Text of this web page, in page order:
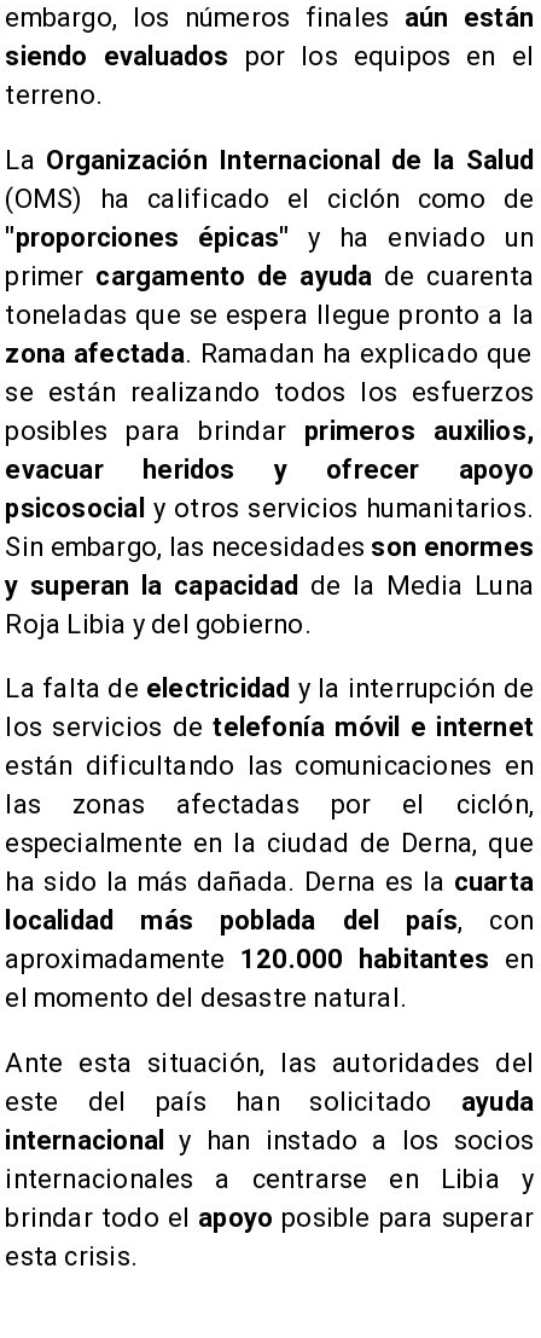
embargo, los números finales aún están
siendo evaluados por los equipos en el
terreno.
La Organización Internacional de la Salud
(OMS) ha calificado el ciclón como de
"proporciones épicas"y ha enviado un
primer cargamento de ayuda de cuarenta
toneladas que se espera llegue pronto a la
zona afectada. Ramadan ha explicado que
se están realizando todos los esfuerzos
posibles para brindarprimeros auxilios,
evacuar heridos y ofrecer apoyo
psicosocial y otros servicios humanitarios.
Sin embargo, las necesidades son enormes
y superan la capacidad de la Media Luna
Roja Libia y del gobierno.
La falta de electricidad y la interrupción de
los servicios de telefonía móvil e internet
están dificultando las comunicaciones en
las zonas afectadas por el ciclón,
especialmente en la ciudad de Derna, que
ha sido la más dañada. Derna es la cuarta
localidad más poblada del país, con
aproximadamente 120.000 habitantes en
el momento del desastre natural.
Ante esta situación, las autoridades del
este del país han solicitado ayuda
internacionaly han instado a los socios
internacionales a centrarse en Libia y
brindar todo el apoyo posible para superar
esta crisis.